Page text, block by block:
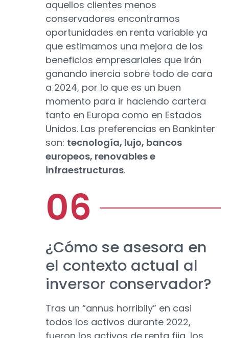
aquellos clientes menos
conservadores encontramos
oportunidades en renta variable ya
que estimamos una mejora de los
beneficios empresariales que irán
ganando inercia sobre todo de cara
a 2024, por lo que es un buen
momento para ir haciendo cartera
tanto en Europa como en Estados
Unidos. Las preferencias en Bankinter
son: tecnología, lujo, bancos
europeos, renovables e
infraestructuras.
¿Cómo se asesora en
el contexto actual al
inversor conservador?
Tras un “annus horribily” en casi
todos los activos durante 2022,